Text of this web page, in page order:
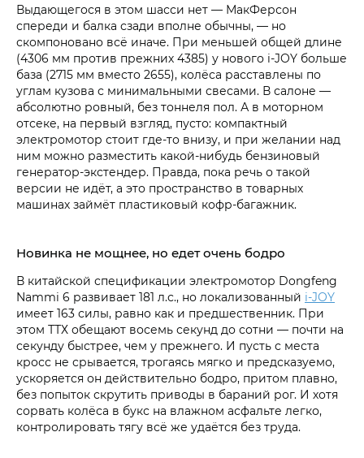
Выдающегося в этом шасси нет — МакФерсон
спереди и балка сзади вполне обычны, — но
скомпоновано всё иначе. При меньшей общей длине
(4306 мм против прежних 4385) у нового i‑JOY больше
база (2715 мм вместо 2655), колёса расставлены по
углам кузова с минимальными свесами. В салоне —
абсолютно ровный, без тоннеля пол. А в моторном
отсеке, на первый взгляд, пусто: компактный
электромотор стоит где-то внизу, и при желании над
ним можно разместить какой-нибудь бензиновый
генератор-экстендер. Правда, пока речь о такой
версии не идёт, а это пространство в товарных
машинах займёт пластиковый кофр-багажник.
Новинка не мощнее, но едет очень бодро
В китайской спецификации электромотор Dongfeng
Nammi 6 развивает 181 л.с., но локализованный i‑JOY
имеет 163 силы, равно как и предшественник. При
этом ТТХ обещают восемь секунд до сотни — почти на
секунду быстрее, чем у прежнего. И пусть с места
кросс не срывается, трогаясь мягко и предсказуемо,
ускоряется он действительно бодро, притом плавно,
без попыток скрутить приводы в бараний рог. И хотя
сорвать колёса в букс на влажном асфальте легко,
контролировать тягу всё же удаётся без труда.